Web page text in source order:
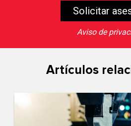
Aviso de
Artículos